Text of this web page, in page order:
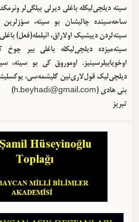
سیته دیلچی‌لیکله باغلی دیرلی بیلگی‌لر
ساحه‌سینده چالیشان بو سیته، سؤزلرین
سیته‌لردن دییشیک اولا‌راق، ائیلمله(فعل) باغلی
سیته‌میزده دیلچی‌لیکله باغلی بیر چوخ
اوخویابیلرسینیز. اوموروق کی بو سیته،
دیلچی‌لیک قول‌لاری‌نین گلیشمه‌سی،
بئی هادی (h.beyhadi@gmail.com
)
تبریز